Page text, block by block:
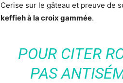
Cerise sur le gâteau et preuve de
keffieh à la croix gammée.
POUR CITER
PAS